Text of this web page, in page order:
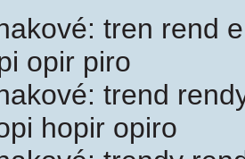
tren rend
opir piro
trend
hopir opiro